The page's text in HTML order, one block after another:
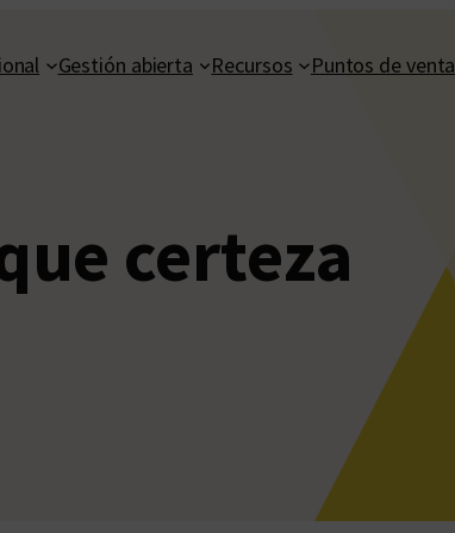
Gestión abierta Recursos Puntos de venta
certeza